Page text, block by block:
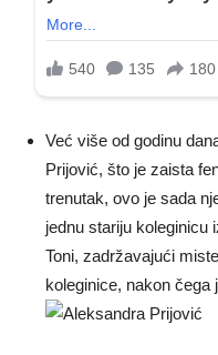
Već više od godinu
Prijović, što je zaista
trenutak, ovo je sada
jednu stariju koleginicu
Toni, zadržavajući
koleginice, nakon čega